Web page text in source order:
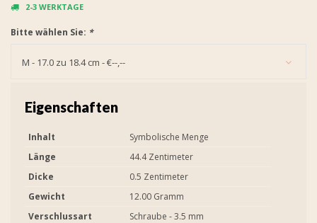
2-3 WERKTAGE
Bitte wählen Sie: *
M - 17.0 zu 18.4 cm - €--,--
Eigenschaften
Inhalt
Symbolische Menge
Länge
44.4 Zentimeter
Dicke
0.5 Zentimeter
Gewicht
12.00 Gramm
Verschlussart
Schraube - 3.5 mm